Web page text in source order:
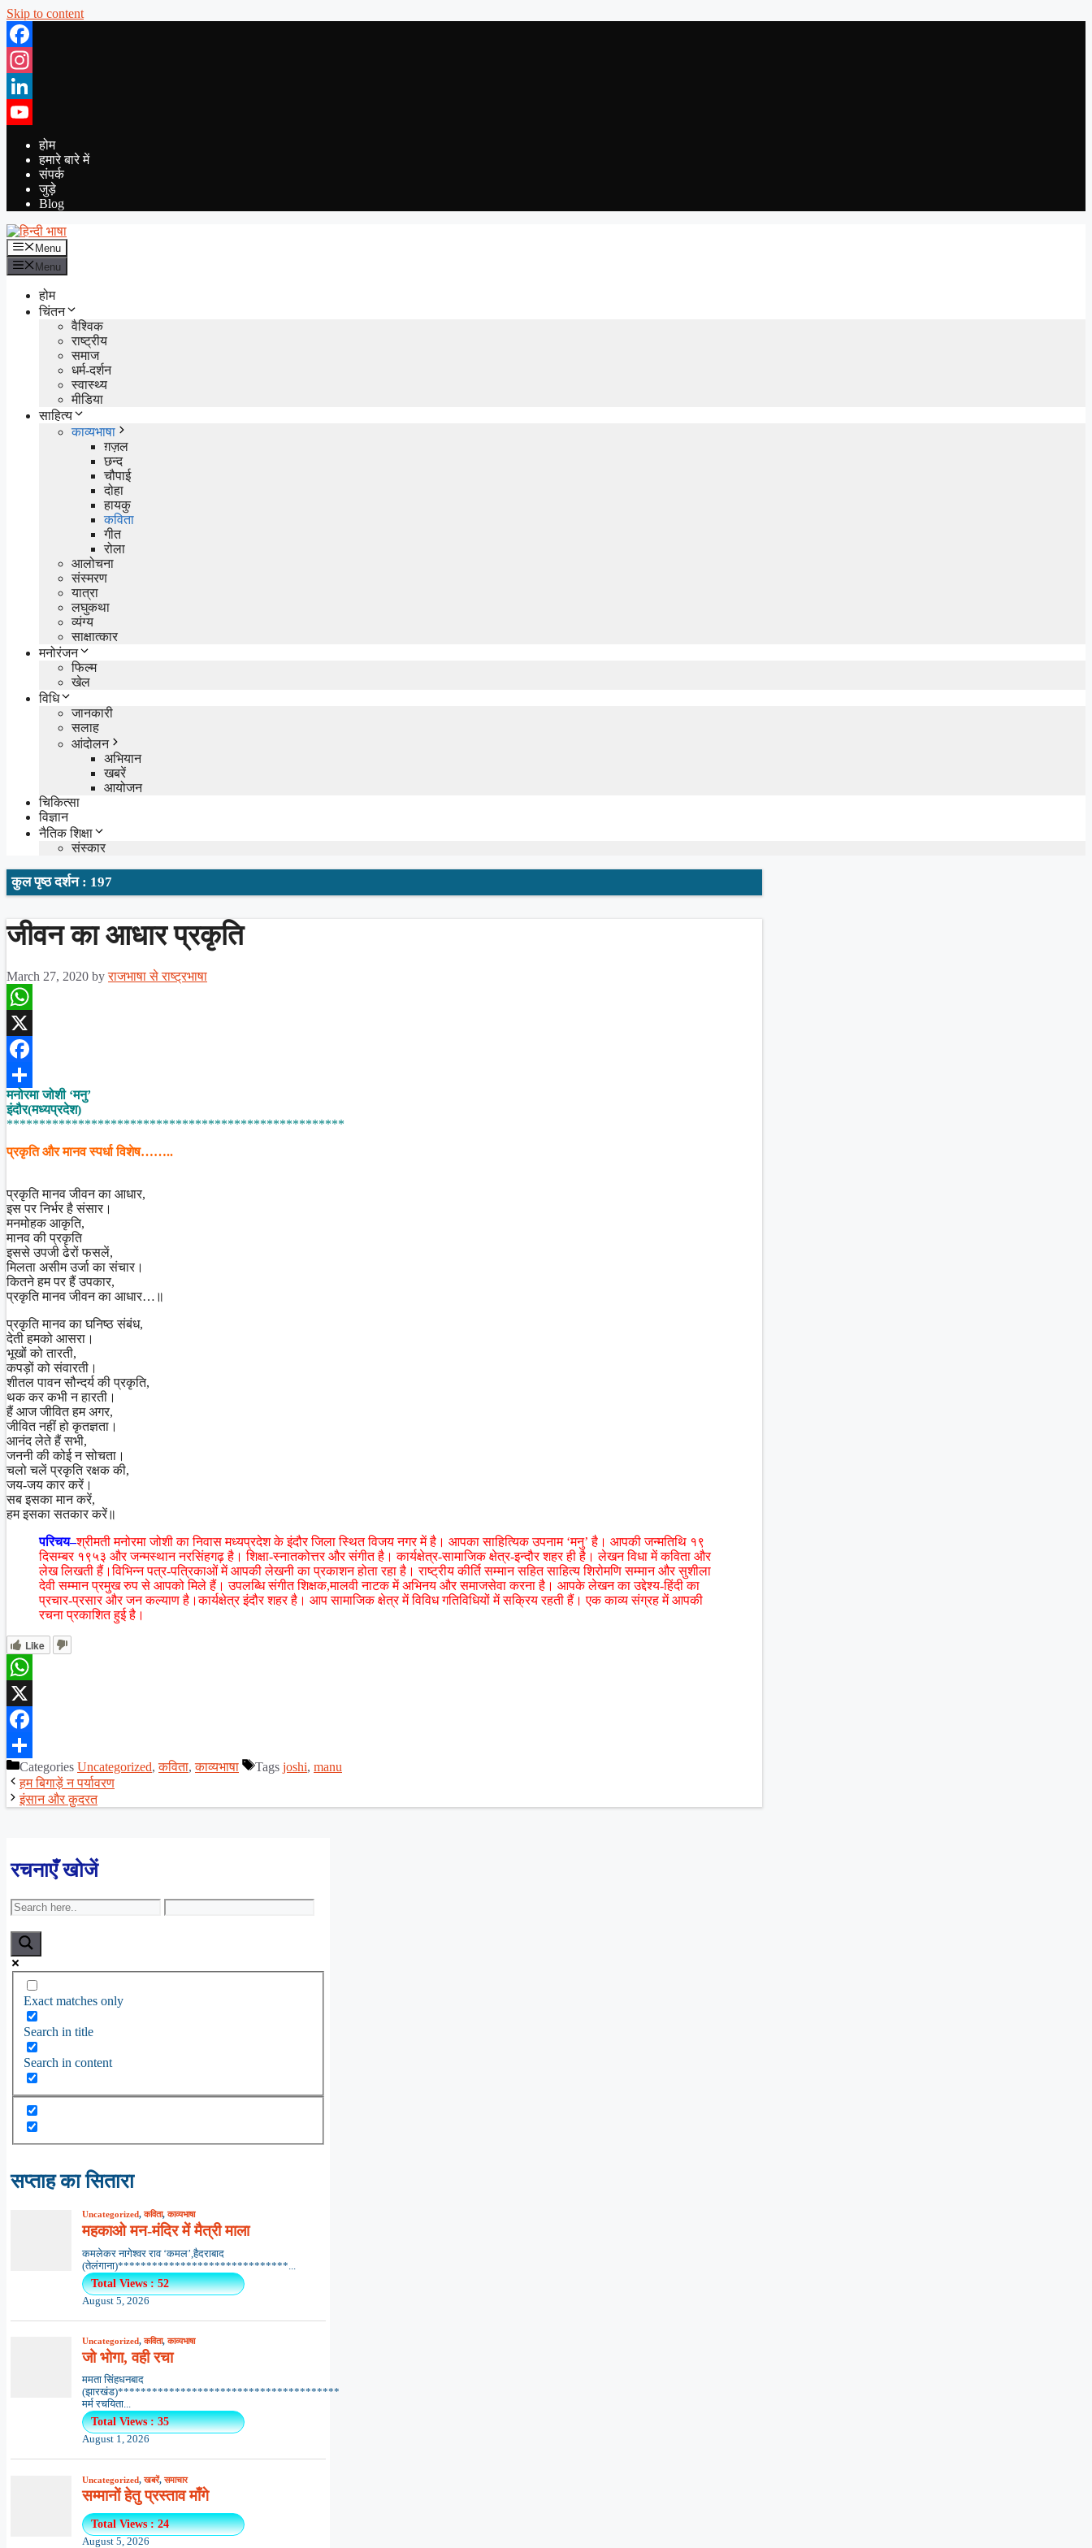
Skip to content
Facebook
Instagram
LinkedIn
YouTube
होम
हमारे बारे में
संपर्क
जुड़े
Blog
Menu
Menu
होम
चिंतन
वैश्विक
राष्ट्रीय
समाज
धर्म-दर्शन
स्वास्थ्य
मीडिया
साहित्य
काव्यभाषा
ग़ज़ल
छन्द
चौपाई
दोहा
हायकु
कविता
गीत
रोला
आलोचना
संस्मरण
यात्रा
लघुकथा
व्यंग्य
साक्षात्कार
मनोरंजन
फिल्म
खेल
विधि
जानकारी
सलाह
आंदोलन
अभियान
खबरें
आयोजन
चिकित्सा
विज्ञान
नैतिक शिक्षा
संस्कार
कुल पृष्ठ दर्शन : 197
जीवन का आधार प्रकृति
March 27, 2020 byराजभाषा से राष्ट्रभाषा
WhatsApp
X
Facebook
Share
मनोरमा जोशी ‘मनु’
इंदौर(मध्यप्रदेश)
****************************************************
प्रकृति और मानव स्पर्धा विशेष……..
प्रकृति मानव जीवन का आधार,
इस पर निर्भर है संसार।
मनमोहक आकृति,
मानव की प्रकृति
इससे उपजी ढेरों फसलें,
मिलता असीम उर्जा का संचार।
कितने हम पर हैं उपकार,
प्रकृति मानव जीवन का आधार…॥
प्रकृति मानव का घनिष्ठ संबंध,
देती हमको आसरा।
भूखों को तारती,
कपड़ों को संवारती।
शीतल पावन सौन्दर्य की प्रकृति,
थक कर कभी न हारती।
हैं आज जीवित हम अगर,
जीवित नहीं हो कृतज्ञता।
आनंद लेते हैं सभी,
जननी की कोई न सोचता।
चलो चलें प्रकृति रक्षक की,
जय-जय कार करें।
सब इसका मान करें,
हम इसका सतकार करें॥
परिचय–श्रीमती मनोरमा जोशी का निवास मध्यप्रदेश के इंदौर जिला स्थित विजय नगर में है। आपका साहित्यिक उपनाम ‘मनु’ है। आपकी जन्मतिथि १९
दिसम्बर १९५३ और जन्मस्थान नरसिंहगढ़ है। शिक्षा-स्नातकोत्तर और संगीत है। कार्यक्षेत्र-सामाजिक क्षेत्र-इन्दौर शहर ही है। लेखन विधा में कविता और
लेख लिखती हैं।विभिन्न पत्र-पत्रिकाओं में आपकी लेखनी का प्रकाशन होता रहा है। राष्ट्रीय कीर्ति सम्मान सहित साहित्य शिरोमणि सम्मान और सुशीला
देवी सम्मान प्रमुख रुप से आपको मिले हैं। उपलब्धि संगीत शिक्षक,मालवी नाटक में अभिनय और समाजसेवा करना है। आपके लेखन का उद्देश्य-हिंदी का
प्रचार-प्रसार और जन कल्याण है।कार्यक्षेत्र इंदौर शहर है। आप सामाजिक क्षेत्र में विविध गतिविधियों में सक्रिय रहती हैं। एक काव्य संग्रह में आपकी
रचना प्रकाशित हुई है।
Like
WhatsApp
X
Facebook
ShareCategories Uncategorized,कविता,काव्यभाषा Tags joshi, manu
हम बिगाड़ें न पर्यावरण
इंसान और क़ुदरत
रचनाएँ खोजें
Exact matches only
Search in title
Search in content
सप्ताह का सितारा
Uncategorized,कविता,काव्यभाषा
महकाओ मन-मंदिर में मैत्री माला
कमलेकर नागेश्वर राव ‘कमल’,हैदराबाद
(तेलंगाना)******************************...
Total Views : 52
August 5, 2026
Uncategorized,कविता,काव्यभाषा
जो भोगा, वही रचा
ममता सिंहधनबाद
(झारखंड)***************************************
मर्म रचयिता...
Total Views : 35
August 1, 2026
Uncategorized,खबरें,समाचार
सम्मानों हेतु प्रस्ताव माँगे
Total Views : 24
August 5, 2026